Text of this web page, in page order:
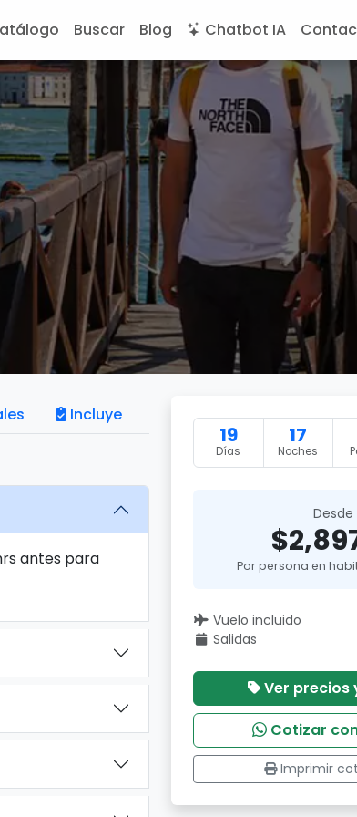
Buscar Blog Chatbot IA
Incluye
antes para
19
Días
17
Noches
Desde
Por persona en
Vuelo incluido
Salidas
Ver precios
Cotizar
Imprimir